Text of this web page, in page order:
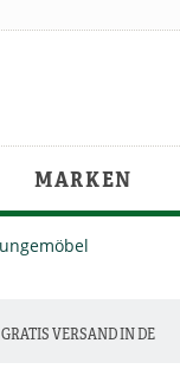
MARKEN
GRATIS VERSAND IN DE